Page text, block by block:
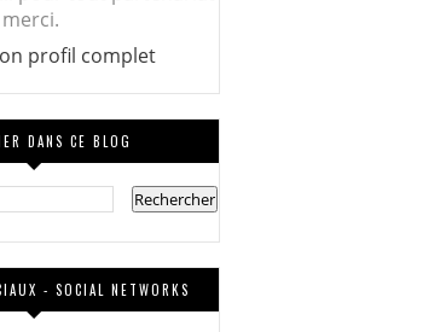
merci.
profil complet
DANS CE BLOG
- SOCIAL NETWORKS